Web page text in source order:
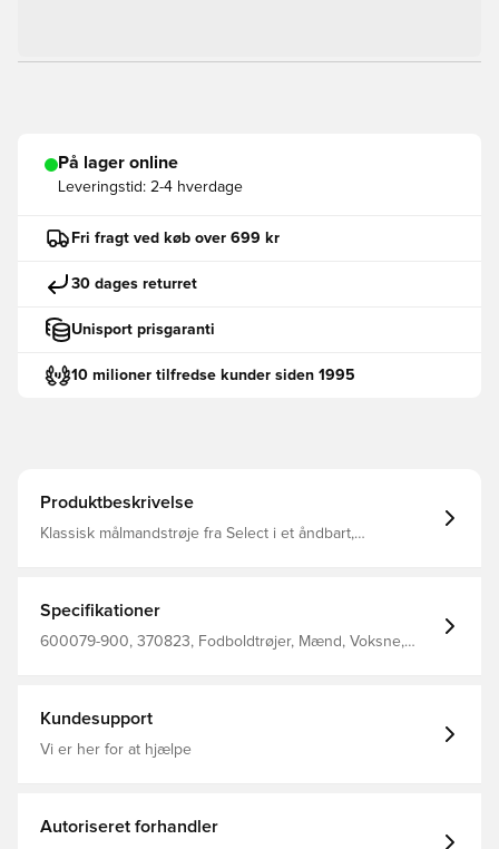
På lager online
Leveringstid: 2-4 hverdage
Fri fragt ved køb over 699 kr
30 dages returret
Unisport prisgaranti
10 milioner tilfredse kunder siden 1995
Produktbeskrivelse
Klassisk målmandstrøje fra Select i et åndbart,
Fremstillet i 100% polyester.
Specifikationer
600079-900, 370823, Fodboldtrøjer, Mænd, Voksne,
Kundesupport
Vi er her for at hjælpe
Autoriseret forhandler